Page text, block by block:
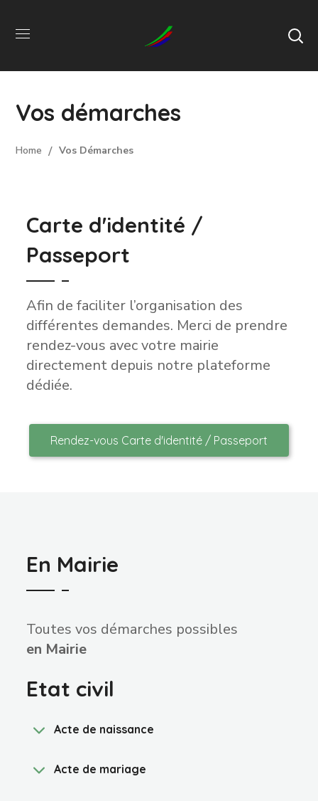
Vos démarches
Home Vos Démarches
Carte d'identité /
Passeport
Afin de faciliter l’organisation des
différentes demandes. Merci de prendre
rendez-vous avec votre mairie
directement depuis notre plateforme
dédiée.
Rendez-vous Carte d'identité / Passeport
En Mairie
Toutes vos démarches possibles
en Mairie
Etat civil
Acte de naissance
Acte de mariage